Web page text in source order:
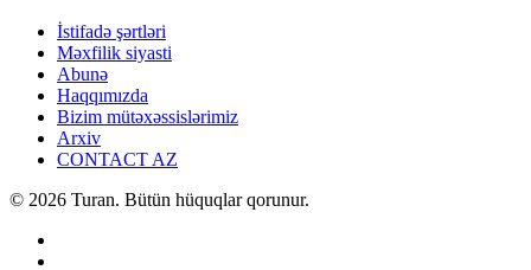
İstifadə şərtləri
Məxfilik siyasti
Abunə
Haqqımızda
Bizim mütəxəssislərimiz
Arxiv
CONTACT AZ
© 2026 Turan. Bütün hüquqlar qorunur.